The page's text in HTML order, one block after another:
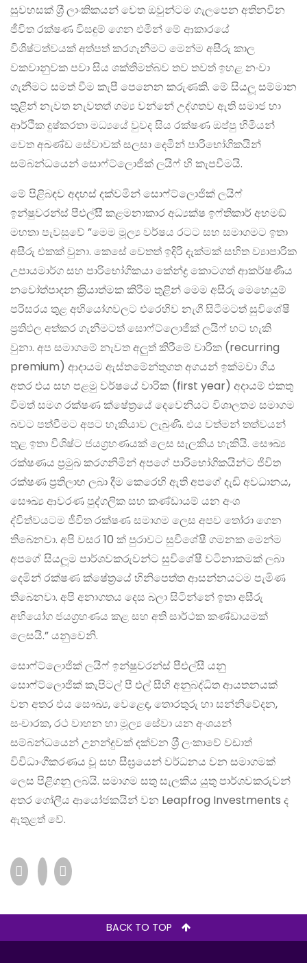
සුවහසක් ශ‍්‍රී ලාංකිකයන් වෙත ඔවුන්ටම ගැලපෙන අතිනවීන
ජීවිත රක්ෂණ විසඳුම් ගෙන එමින් මේ ආකාරයේ
විශිෂ්ටත්වයක් අත්පත් කරගැනීමට මෙන්ම අසීරු කාල
වකවානුවක පවා සිය ශක්තිමත්බව තව තවත් ඉහළ නංවා
ගැනීමට සමත් වීම කැපී පෙනෙන කරුණකි. මේ සියලූ සම්මාන
තුළින් නැවත නැවතත් ගම්‍ය වන්නේ උද්ගතව ඇති සමාජ හා
ආර්ථික දුෂ්කරතා මධ්‍යයේ වුවද සිය රක්ෂණ ඔප්පු හිමියන්
වෙත අඛණ්ඩ සේවාවක් සලසා දෙමින් පාරිභෝගිකයින්
සම්බන්ධයෙන් සොෆ්ට්ලොජික් ලයිෆ් හි කැපවීමයි.
මේ පිළිබඳව අදහස් දක්වමින් සොෆ්ට්ලොජික් ලයිෆ්
ඉන්ෂුවරන්ස් පීඑල්සීි කළමනාකාර අධ්‍යක්ෂ ඉෆ්තිකාර් අහමඞ්
මහතා පැවසුවේ ”මෙම මූල්‍ය වර්ෂය රටට සහ සමාගමට ඉතා
අසීරු එකක් වුනා. කෙසේ වෙතත් ඉදිරි දැක්මක් සහිත ව්‍යාපාරික
උපායමාර්ග සහ පාරිභෝගිකයා කේන්ද්‍ර කොටගත් ආකර්ෂණීය
නවෝත්පාදන ක‍්‍රියාත්මක කිරීම තුළින් මෙම අසීරු මෙහෙයුම්
පරිසරය තුළ අභියෝගවලට එරෙහිව නැගී සිටීමටත් සුවිශේෂී
ප‍්‍රතිඵල අත්කර ගැනීමටත් සොෆ්ට්ලොජික් ලයිෆ් හට හැකි
වුනා. අප සමාගමේ නැවත අලුත් කිරීමේ වාරික (recurring
premium) ආදායම ඇස්තමේන්තුගත අගයන් ඉක්මවා ගිය
අතර එය සහ පළමු වර්ෂයේ වාරික (first year) අදායම් එකතු
වීමත් සමග රක්ෂණ ක්ෂේත්‍රයේ දෙවෙනියට විශාලතම සමාගම
බවට පත්වීමට අපට හැකියාව ලැබුණි. එය වත්මන් තත්වයන්
තුළ ඉතා විශිෂ්ට ජයග‍්‍රහණයක් ලෙස සැලකිය හැකියි. සෞඛ්‍ය
රක්ෂණය ප්‍රමුඛ කරගනිමින් අපගේ පාරිභෝගිකයින්ට ජීවිත
රක්ෂණ ප‍්‍රතිලාභ ලබා දීම කෙරෙහි ඇති අපගේ දැඩි අවධානය,
සෞඛ්‍ය ආවරණ පුද්ගලික සහ කණ්ඩායම් යන අංශ
ද්විත්වයටම ජීවිත රක්ෂණ සමාගම ලෙස අපව තෝරා ගෙන
තිබෙනවා. අපි වසර 10 ක් පුරාවට සුවිශේෂී ගමනක මෙන්ම
අපගේ සියලූම පාර්ශවකරුවන්ට සුවිශේෂී වටිනාකමක් ලබා
දෙමින් රක්ෂණ ක්ෂේත‍්‍රයේ හිනිපෙත්ත ආසන්නයටම පැමිණ
තිබෙනවා. අපි අනාගතය දෙස බලා සිටින්නේ ඉතා අසීරු
අභියෝග ජයග‍්‍රහණය කළ සහ අති සාර්ථක කණ්ඩායමක්
ලෙසයි.” යනුවෙනි.
සොෆ්ට්ලොජික් ලයිෆ් ඉන්ෂුවරන්ස් පීඑල්සී යනු
සොෆ්ට්ලොජික් කැපිටල් පී එල් සීහි අනුබද්ධිත ආයතනයක්
වන අතර එය සෞඛ්‍ය, වෙළෙඳ, තොරතුරු හා සන්නිවේදන,
සංචාරක, රථ වාහන හා මූල්‍ය සේවා යන අංශයන්
සම්බන්ධයෙන් උනන්දුවක් දක්වන ශ‍්‍රී ලංකාවේ වඩාත්
විවිධාංගීකරණය වූ සහ සීඝ‍්‍රයෙන් වර්ධනය වන සමාගමක්
ලෙස පිළිගනු ලබයි. සමාගම සතු සැලකිය යුතු පාර්ශවකරුවන්
අතර ගෝලීය ආයෝජකයින් වන Leapfrog Investments ද
ඇතුළත් වේ.
BACK TO TOP